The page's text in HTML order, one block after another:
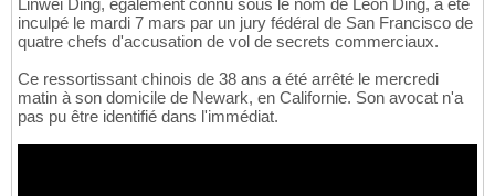
Linwei Ding, également connu sous le nom de Leon Ding, a été
inculpé le mardi 7 mars par un jury fédéral de San Francisco de
quatre chefs d'accusation de vol de secrets commerciaux.
Ce ressortissant chinois de 38 ans a été arrêté le mercredi
matin à son domicile de Newark, en Californie. Son avocat n'a
pas pu être identifié dans l'immédiat.